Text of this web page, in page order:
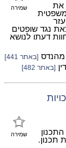
שמירה
את
נגד שופטים
דעתו לנושא
מהנדס [באתר 441]
[באתר 482]
שמירה
תכנון.